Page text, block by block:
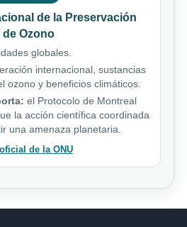
de la Preservación
de Ozono
globales.
internacional, sustancias
ozono y beneficios climáticos.
el Protocolo de Montreal
la acción científica coordinada
una amenaza planetaria.
de la ONU